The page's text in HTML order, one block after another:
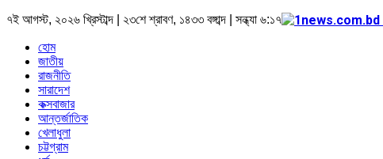
৭ই আগস্ট, ২০২৬ খ্রিস্টাব্দ | ২৩শে শ্রাবণ, ১৪৩৩ বঙ্গাব্দ | সন্ধ্যা ৬:১৭
হোম
জাতীয়
রাজনীতি
সারাদেশ
কক্সবাজার
আন্তর্জাতিক
খেলাধুলা
চট্টগ্রাম